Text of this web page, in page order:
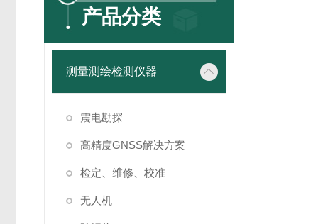
产品分类
测量测绘检测仪器
震电勘探
高精度GNSS解决方案
检定、维修、校准
无人机